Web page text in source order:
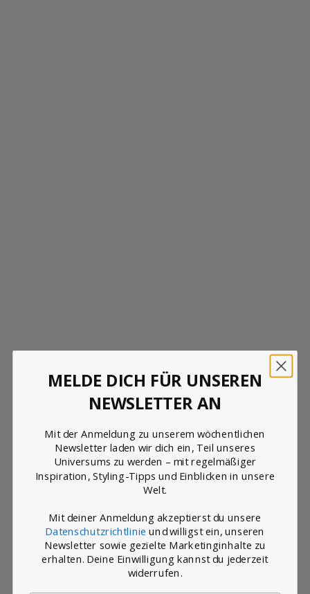
Optionen auswählen
MELDE DICH FÜR UNSEREN
NEWSLETTER AN
Mit der Anmeldung zu unserem wöchentlichen
Newsletter laden wir dich ein, Teil unseres
Universums zu werden – mit regelmäßiger
Inspiration, Styling-Tipps und Einblicken in unsere
Welt.
Mit deiner Anmeldung akzeptierst du unsere
Datenschutzrichtlinie und willigst ein, unseren
Newsletter sowie gezielte Marketinginhalte zu
erhalten. Deine Einwilligung kannst du jederzeit
widerrufen.